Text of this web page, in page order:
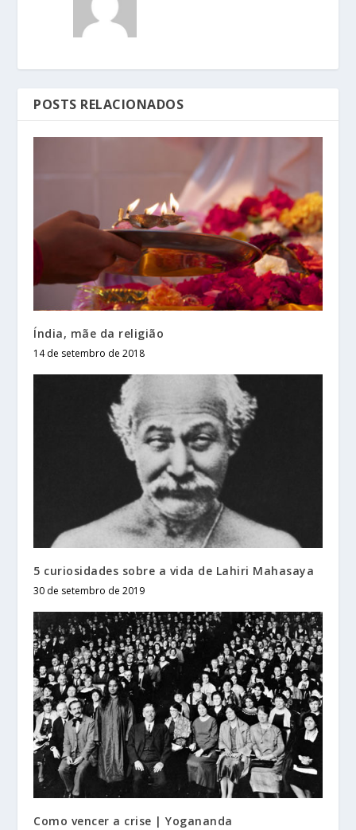
POSTS RELACIONADOS
Índia, mãe da religião
14 de setembro de 2018
5 curiosidades sobre a vida de Lahiri Mahasaya
30 de setembro de 2019
Como vencer a crise | Yogananda